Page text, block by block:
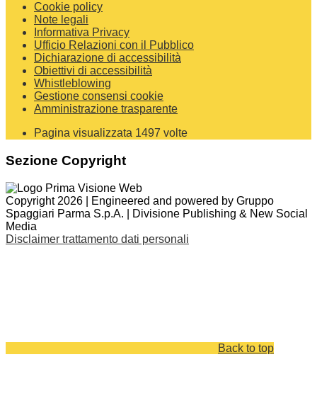
Cookie policy
Note legali
Informativa Privacy
Ufficio Relazioni con il Pubblico
Dichiarazione di accessibilità
Obiettivi di accessibilità
Whistleblowing
Gestione consensi cookie
Amministrazione trasparente
Pagina visualizzata 1497 volte
Sezione Copyright
Copyright 2026 | Engineered and powered by Gruppo
Spaggiari Parma S.p.A. | Divisione Publishing & New Social
Media
Disclaimer trattamento dati personali
Back to top